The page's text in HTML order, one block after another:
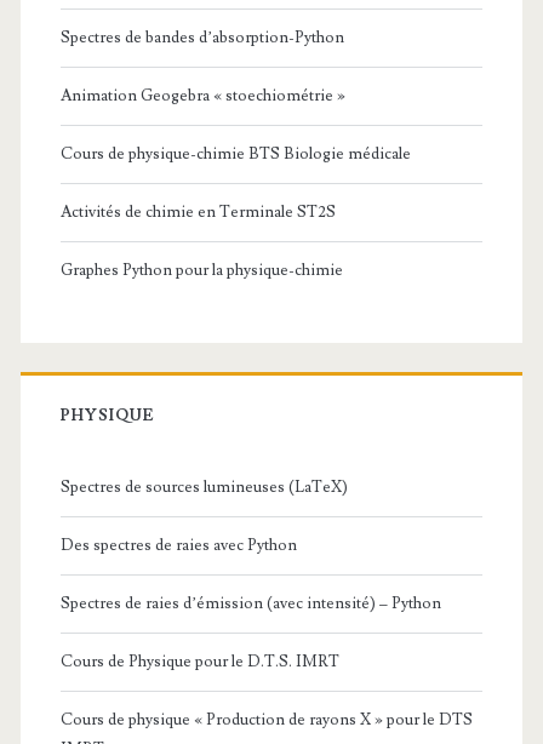
Spectres de bandes d’absorption-Python
Animation Geogebra « stoechiométrie »
Cours de physique-chimie BTS Biologie médicale
Activités de chimie en Terminale ST2S
Graphes Python pour la physique-chimie
PHYSIQUE
Spectres de sources lumineuses (LaTeX)
Des spectres de raies avec Python
Spectres de raies d’émission (avec intensité) – Python
Cours de Physique pour le D.T.S. IMRT
Cours de physique « Production de rayons X » pour le DTS